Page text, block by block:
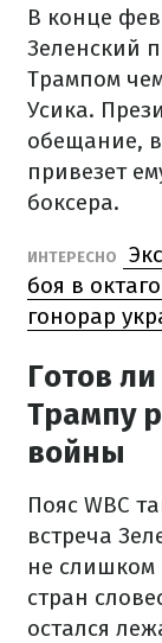
В конце
Зеленский
Трампом
Усика.
обещание,
привезет
боксера.
ИНТЕРЕСНО
боя в
гонорар
Готов
Трампу
войны
Пояс WBC
встреча
не слишком
стран
остался